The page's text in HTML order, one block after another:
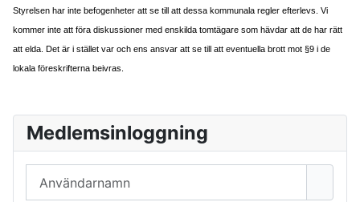
Styrelsen har inte befogenheter att se till att dessa kommunala regler efterlevs. Vi
kommer inte att föra diskussioner med enskilda tomtägare som hävdar att de har rätt
att elda. Det är i stället var och ens ansvar att se till att eventuella brott mot §9 i de
lokala föreskrifterna beivras.
Medlemsinloggning